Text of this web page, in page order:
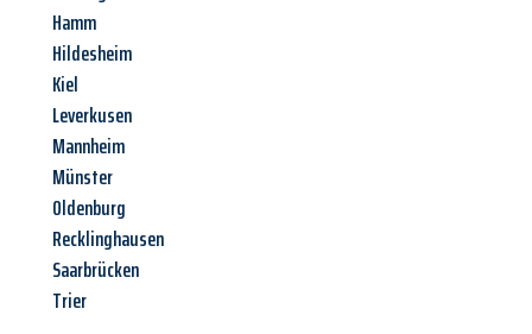
Hamm
Hildesheim
Kiel
Leverkusen
Mannheim
Münster
Oldenburg
Recklinghausen
Saarbrücken
Trier